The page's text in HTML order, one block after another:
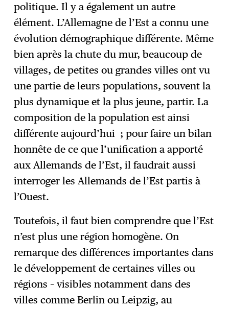
politique. Il y a également un autre
élément. L’Allemagne de l’Est a connu une
évolution démographique différente. Même
bien après la chute du mur, beaucoup de
villages, de petites ou grandes villes ont vu
une partie de leurs populations, souvent la
plus dynamique et la plus jeune, partir. La
composition de la population est ainsi
différente aujourd’hui ; pour faire un bilan
honnête de ce que l’unification a apporté
aux Allemands de l’Est, il faudrait aussi
interroger les Allemands de l’Est partis à
l’Ouest.
Toutefois, il faut bien comprendre que l’Est
n’est plus une région homogène. On
remarque des différences importantes dans
le développement de certaines villes ou
régions – visibles notamment dans des
villes comme Berlin ou Leipzig, au